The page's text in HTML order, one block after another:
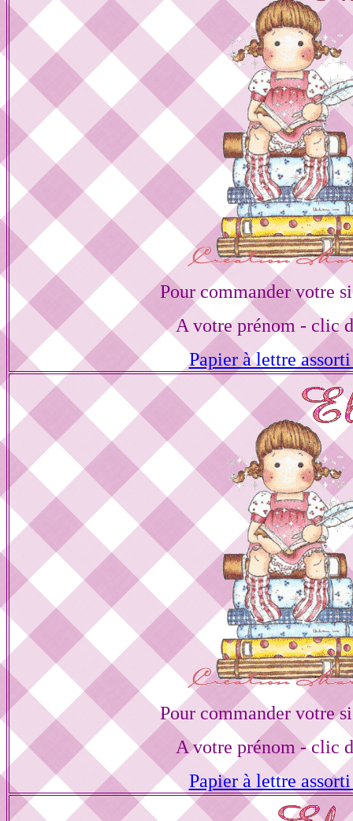
Pour commander votre
A votre prénom - clic
Papier à lettre
Pour commander votre
A votre prénom - clic
Papier à lettre